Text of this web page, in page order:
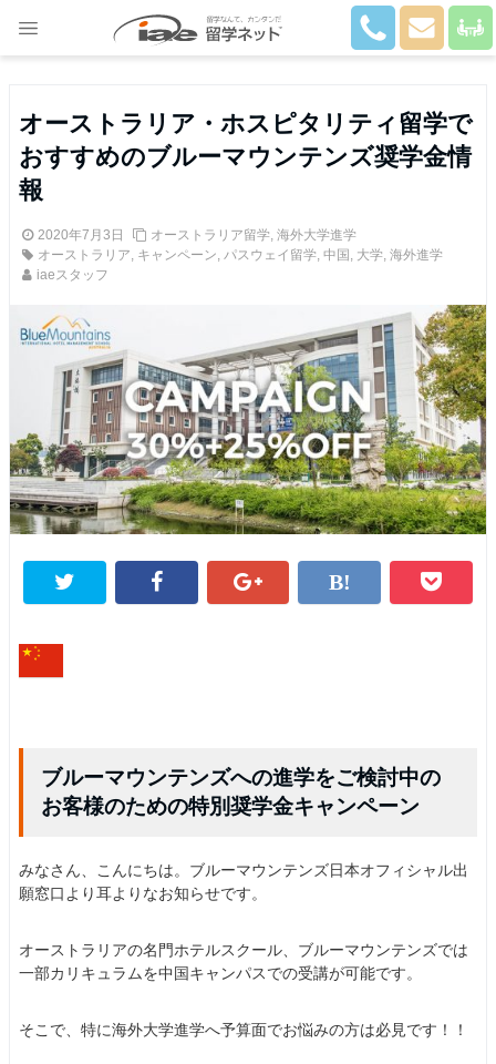
オーストラリア・ホスピタリティ留学で
おすすめのブルーマウンテンズ奨学金情
報
2020年7月3日 オーストラリア留学, 海外大学進学
オーストラリア, キャンペーン, パスウェイ留学, 中国 , 大学, 海外進学
iaeスタッフ
ブルーマウンテンズへの進学をご検討中の
お客様のための特別奨学金キャンペーン
みなさん、こんにちは。ブルーマウンテンズ日本オフィシャル出
願窓口より耳よりなお知らせです。
オーストラリアの名門ホテルスクール、ブルーマウンテンズでは
一部カリキュラムを中国キャンパスでの受講が可能です。
そこで、特に海外大学進学へ予算面でお悩みの方は必見です！！